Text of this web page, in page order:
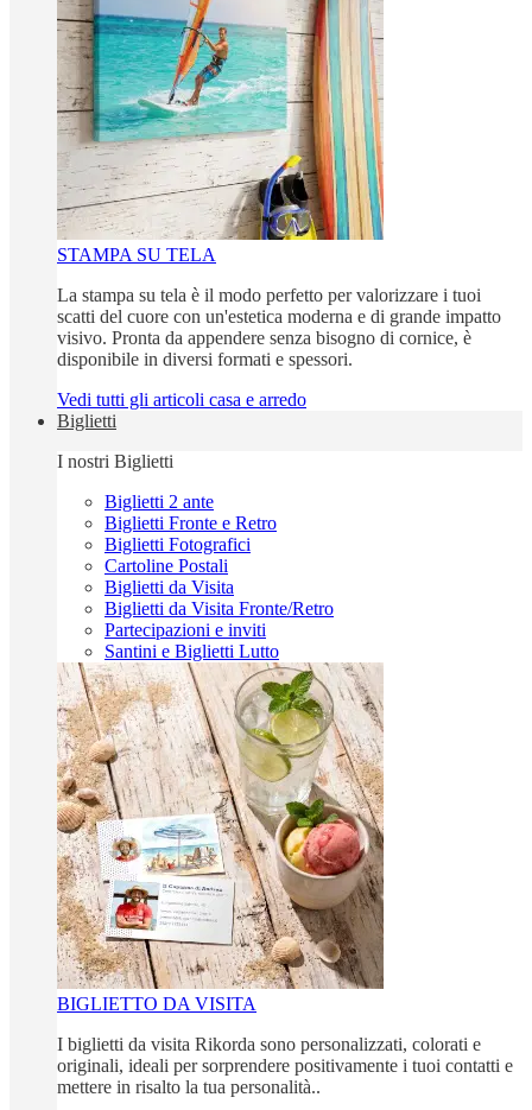
STAMPA SU TELA
La stampa su tela è il modo perfetto per valorizzare i tuoi
scatti del cuore con un'estetica moderna e di grande impatto
visivo. Pronta da appendere senza bisogno di cornice, è
disponibile in diversi formati e spessori.
Vedi tutti gli articoli casa e arredo
Biglietti
I nostri Biglietti
Biglietti 2 ante
Biglietti Fronte e Retro
Biglietti Fotografici
Cartoline Postali
Biglietti da Visita
Biglietti da Visita Fronte/Retro
Partecipazioni e inviti
Santini e Biglietti Lutto
BIGLIETTO DA VISITA
I biglietti da visita Rikorda sono personalizzati, colorati e
originali, ideali per sorprendere positivamente i tuoi contatti e
mettere in risalto la tua personalità..